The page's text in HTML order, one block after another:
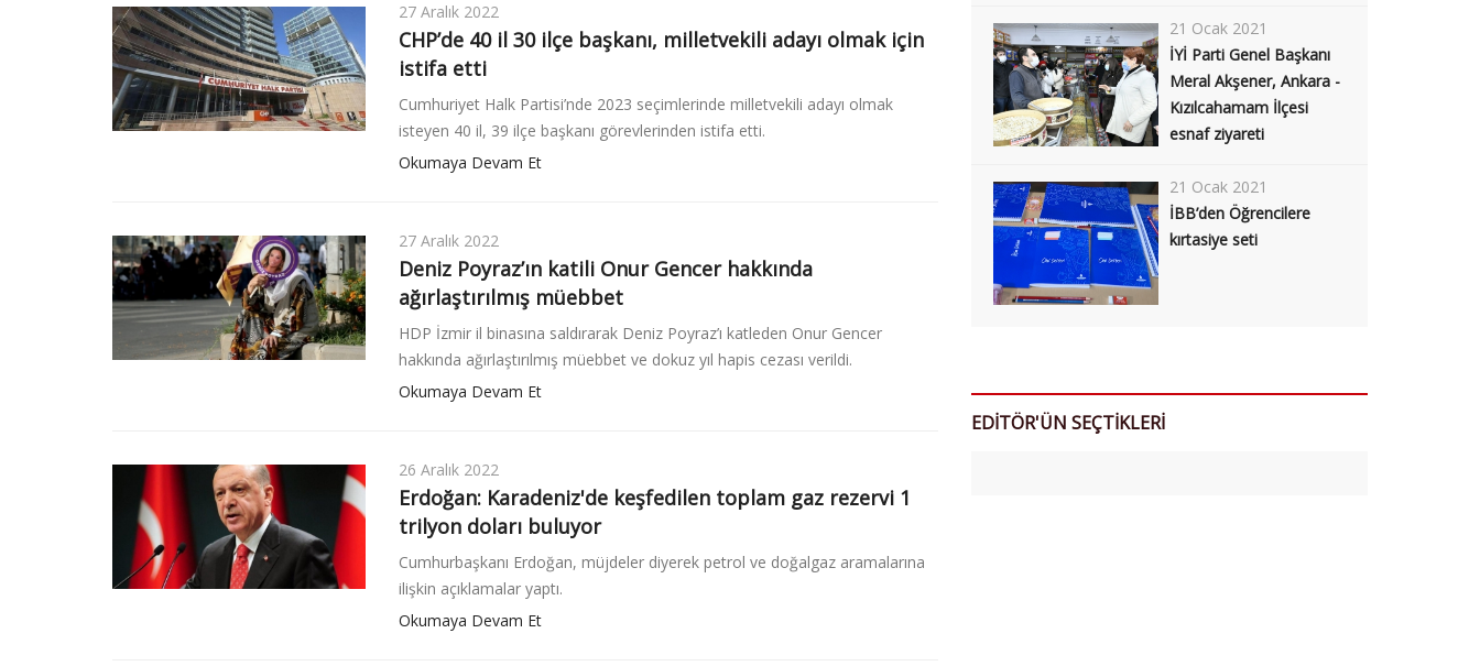
27 Aralık 2022
CHP’de 40 il 30 ilçe başkanı, milletvekili adayı olmak için
istifa etti
Cumhuriyet Halk Partisi’nde 2023 seçimlerinde milletvekili adayı olmak
isteyen 40 il, 39 ilçe başkanı görevlerinden istifa etti.
Okumaya Devam Et
27 Aralık 2022
Deniz Poyraz’ın katili Onur Gencer hakkında
ağırlaştırılmış müebbet
HDP İzmir il binasına saldırarak Deniz Poyraz’ı katleden Onur Gencer
hakkında ağırlaştırılmış müebbet ve dokuz yıl hapis cezası verildi.
Okumaya Devam Et
26 Aralık 2022
Erdoğan: Karadeniz'de keşfedilen toplam gaz rezervi 1
trilyon doları buluyor
Cumhurbaşkanı Erdoğan, müjdeler diyerek petrol ve doğalgaz aramalarına
ilişkin açıklamalar yaptı.
Okumaya Devam Et
21 Ocak 2021
İYİ Parti Genel Başkanı
Meral Akşener, Ankara -
Kızılcahamam İlçesi
esnaf ziyareti
21 Ocak 2021
İBB’den Öğrencilere
kırtasiye seti
EDİTÖR'ÜN SEÇTİKLERİ